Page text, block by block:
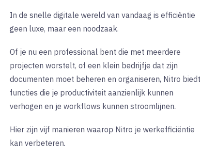
In de snelle digitale wereld van vandaag is efficiëntie
geen luxe, maar een noodzaak.
Of je nu een professional bent die met meerdere
projecten worstelt, of een klein bedrijfje dat zijn
documenten moet beheren en organiseren, Nitro biedt
functies die je productiviteit aanzienlijk kunnen
verhogen en je workflows kunnen stroomlijnen.
Hier zijn vijf manieren waarop Nitro je werkefficiëntie
kan verbeteren.